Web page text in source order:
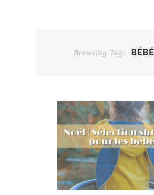
Browsing Tag: BÉBÉ